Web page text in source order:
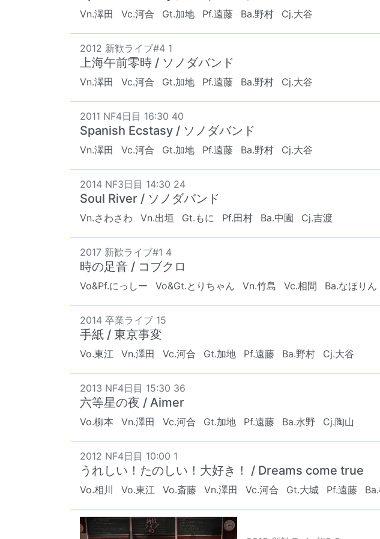
Vn.澤田 Vc.河合 Gt.加地 Pf.遠藤 Ba.野村 Cj.大谷
2012 新歓ライブ#4 1
上海午前零時 / ソノダバンド
Vn.澤田 Vc.河合 Gt.加地 Pf.遠藤 Ba.野村 Cj.大谷
2011 NF4日目 16:30 40
Spanish Ecstasy / ソノダバンド
Vn.澤田 Vc.河合 Gt.加地 Pf.遠藤 Ba.野村 Cj.大谷
2014 NF3日目 14:30 24
Soul River / ソノダバンド
Vn.さわさわ Vn.出垣 Gt.もに Pf.田村 Ba.中園 Cj.吉渡
2017 新歓ライブ#1 4
時の足音 / コブクロ
Vo&Pf.にっしー Vo&Gt.とりちゃん Vn.竹島 Vc.相間 Ba.なほりん
2014 卒業ライブ 15
手紙 / 東京事変
Vo.東江 Vn.澤田 Vc.河合 Gt.加地 Pf.遠藤 Ba.野村 Cj.大谷
2013 NF4日目 15:30 36
六等星の夜 / Aimer
Vo.柳本 Vn.澤田 Vc.河合 Gt.加地 Pf.遠藤 Ba.水野 Cj.陶山
2012 NF4日目 10:00 1
うれしい！たのしい！大好き！ / Dreams come true
Vo.相川 Vo.東江 Vo.斎藤 Vn.澤田 Vc.河合 Gt.大城 Pf.遠藤